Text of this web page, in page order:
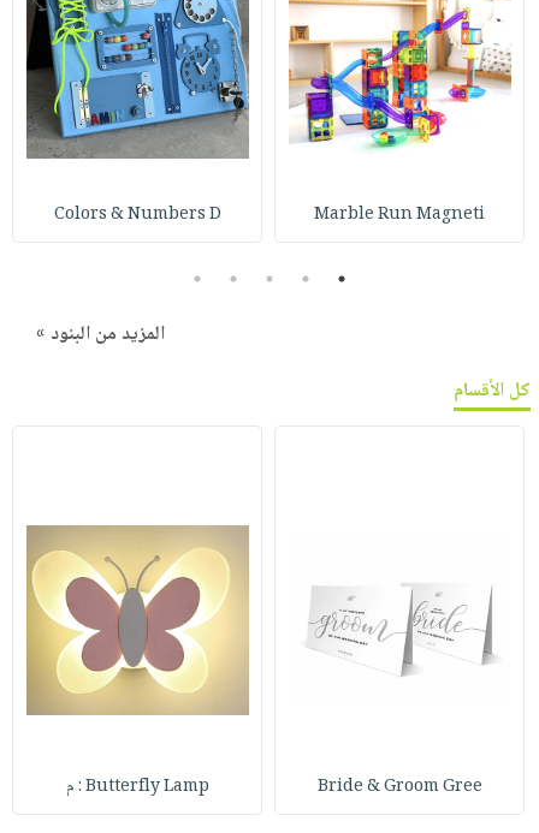
Marble Run Magneti
Colors & Numbers D
1
2
3
4
5
المزيد من البنود »
كل الأقسام
Bride & Groom Gree Butterfly Lamp : م